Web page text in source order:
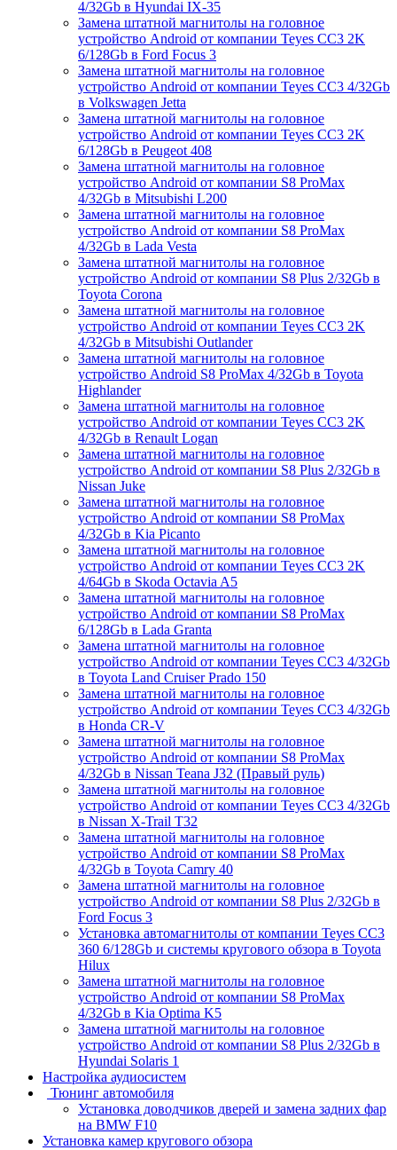
4/32Gb в Hyundai IX-35
Замена штатной магнитолы на головное
устройство Android от компании Teyes CC3 2K
6/128Gb в Ford Focus 3
Замена штатной магнитолы на головное
устройство Android от компании Teyes CC3 4/32Gb
в Volkswagen Jetta
Замена штатной магнитолы на головное
устройство Android от компании Teyes CC3 2K
6/128Gb в Peugeot 408
Замена штатной магнитолы на головное
устройство Android от компании S8 ProMax
4/32Gb в Mitsubishi L200
Замена штатной магнитолы на головное
устройство Android от компании S8 ProMax
4/32Gb в Lada Vesta
Замена штатной магнитолы на головное
устройство Android от компании S8 Plus 2/32Gb в
Toyota Corona
Замена штатной магнитолы на головное
устройство Android от компании Teyes CC3 2K
4/32Gb в Mitsubishi Outlander
Замена штатной магнитолы на головное
устройство Android S8 ProMax 4/32Gb в Toyota
Highlander
Замена штатной магнитолы на головное
устройство Android от компании Teyes CC3 2K
4/32Gb в Renault Logan
Замена штатной магнитолы на головное
устройство Android от компании S8 Plus 2/32Gb в
Nissan Juke
Замена штатной магнитолы на головное
устройство Android от компании S8 ProMax
4/32Gb в Kia Picanto
Замена штатной магнитолы на головное
устройство Android от компании Teyes CC3 2K
4/64Gb в Skoda Octavia A5
Замена штатной магнитолы на головное
устройство Android от компании S8 ProMax
6/128Gb в Lada Granta
Замена штатной магнитолы на головное
устройство Android от компании Teyes CC3 4/32Gb
в Toyota Land Cruiser Prado 150
Замена штатной магнитолы на головное
устройство Android от компании Teyes CC3 4/32Gb
в Honda CR-V
Замена штатной магнитолы на головное
устройство Android от компании S8 ProMax
4/32Gb в Nissan Teana J32 (Правый руль)
Замена штатной магнитолы на головное
устройство Android от компании Teyes CC3 4/32Gb
в Nissan X-Trail T32
Замена штатной магнитолы на головное
устройство Android от компании S8 ProMax
4/32Gb в Toyota Camry 40
Замена штатной магнитолы на головное
устройство Android от компании S8 Plus 2/32Gb в
Ford Focus 3
Установка автомагнитолы от компании Teyes CC3
360 6/128Gb и системы кругового обзора в Toyota
Hilux
Замена штатной магнитолы на головное
устройство Android от компании S8 ProMax
4/32Gb в Kia Optima K5
Замена штатной магнитолы на головное
устройство Android от компании S8 Plus 2/32Gb в
Hyundai Solaris 1
Настройка аудиосистем
Тюнинг автомобиля
Установка доводчиков дверей и замена задних фар
на BMW F10
Установка камер кругового обзора